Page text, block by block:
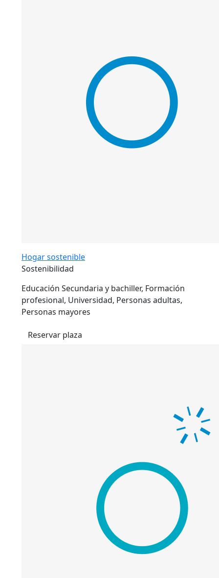
Hogar sostenible
Sostenibilidad
Educación Secundaria y bachiller, Formación
profesional, Universidad, Personas adultas,
Personas mayores
Reservar plaza